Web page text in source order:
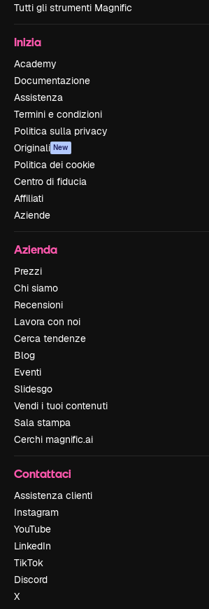
Tutti gli strumenti Magnific
Inizia
Academy
Documentazione
Assistenza
Termini e condizioni
Politica sulla privacy
Originali New
Politica dei cookie
Centro di fiducia
Affiliati
Aziende
Azienda
Prezzi
Chi siamo
Recensioni
Lavora con noi
Cerca tendenze
Blog
Eventi
Slidesgo
Vendi i tuoi contenuti
Sala stampa
Cerchi magnific.ai
Contattaci
Assistenza clienti
Instagram
YouTube
LinkedIn
TikTok
Discord
X